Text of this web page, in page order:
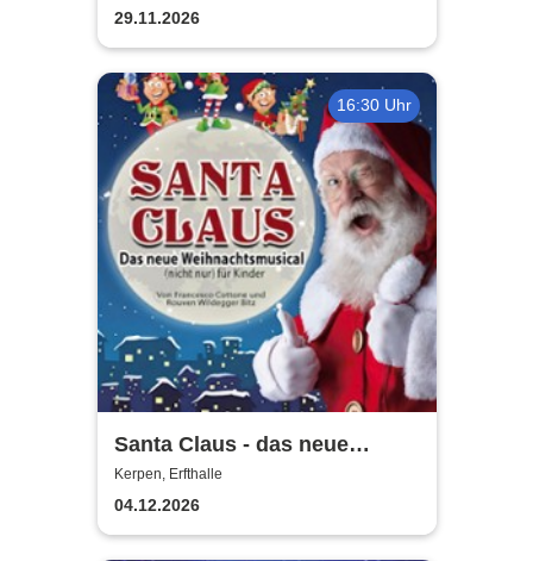
29.11.2026
16:30 Uhr
Santa Claus - das neue
Weihnachtsmusical (nicht
nur) für Kinder
Kerpen, Erfthalle
04.12.2026